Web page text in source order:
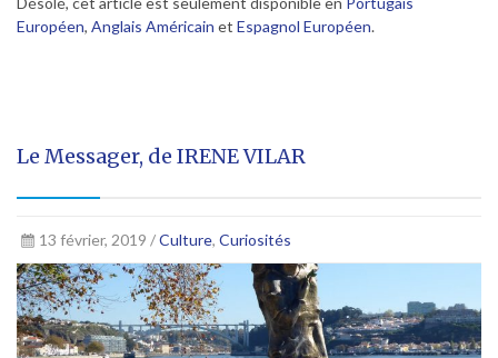
Européen, Anglais Américain et Espagnol Européen.
Le Messager, de IRENE VILAR
13 février, 2019 /Culture, Curiosités